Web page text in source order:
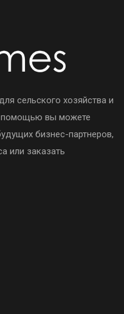
сельского хозяйства и
помощью вы можете
бизнес-партнеров,
или заказать